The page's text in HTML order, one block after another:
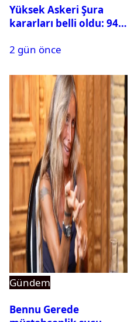
Yüksek Askeri Şura
kararları belli oldu: 94
2 gün önce
Gündem
Bennu Gerede